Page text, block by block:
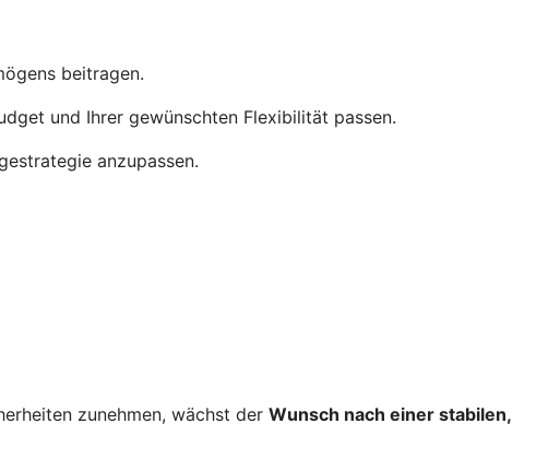
beitragen.
und Ihrer gewünschten Flexibilität passen.
anzupassen.
zunehmen, wächst der Wunsch nach einer stabilen,